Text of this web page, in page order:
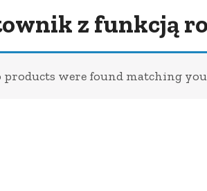
z funkcją
products were found matching